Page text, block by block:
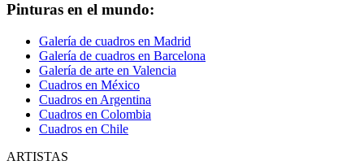
Pinturas en el mundo:
Galería de cuadros en Madrid
Galería de cuadros en Barcelona
Galería de arte en Valencia
Cuadros en México
Cuadros en Argentina
Cuadros en Colombia
Cuadros en Chile
ARTISTAS